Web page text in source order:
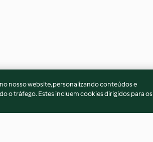
nosso website, personalizando conteúdos e
o tráfego. Estes incluem cookies dirigidos para os